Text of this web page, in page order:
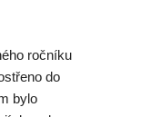
ročníku
do
bylo